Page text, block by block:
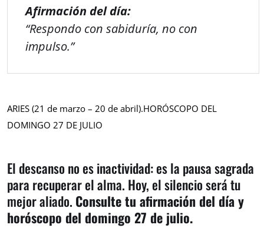
Afirmación del día:
“Respondo con sabiduría, no con
impulso.”
ARIES (21 de marzo – 20 de abril).HORÓSCOPO DEL
DOMINGO 27 DE JULIO
El descanso no es inactividad: es la pausa sagrada
para recuperar el alma. Hoy, el silencio será tu
mejor aliado. Consulte tu afirmación del día y
horóscopo del domingo 27 de julio.